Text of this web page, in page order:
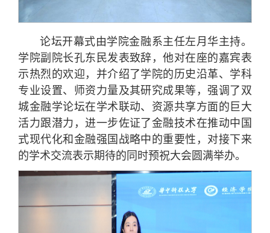
论坛开幕式由学院金融系主任左月华主持。
学院副院长孔东民发表致辞，他对在座的嘉宾表
示热烈的欢迎，并介绍了学院的历史沿革、学科
专业设置、师资力量及其研究成果等，强调了双
城金融学论坛在学术联动、资源共享方面的巨大
活力跟潜力，进一步佐证了金融技术在推动中国
式现代化和金融强国战略中的重要性，对接下来
的学术交流表示期待的同时预祝大会圆满举办。